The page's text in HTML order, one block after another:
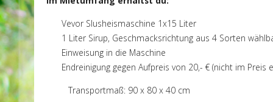
Vevor Slusheismaschine 1x15 Liter
1 Liter Sirup, Geschmacksrichtung aus 4 Sorten
Einweisung in die Maschine
Endreinigung gegen Aufpreis von 20,- € (nicht im Preis
Transportmaß: 90 x 80 x 40 cm